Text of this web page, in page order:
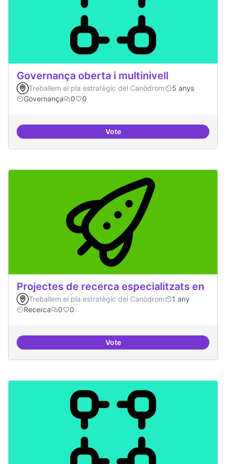
Governança oberta i multinivell
Treballem el pla estratègic del Canòdrom
5 anys
Governança
0 0
VoteGovernança oberta i multinivell
Projectes de recerca especialitzats en
Treballem el pla estratègic del Canòdrom
1 any
Recerca
0 0
VoteProjectes de recerca